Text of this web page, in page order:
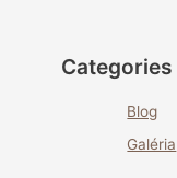
Categories
Blog
Galéria